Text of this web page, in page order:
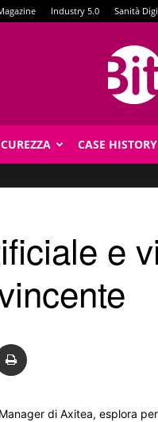
Industry 5.0 Sanità
CASE HISTORY
e
di Axitea, esplora